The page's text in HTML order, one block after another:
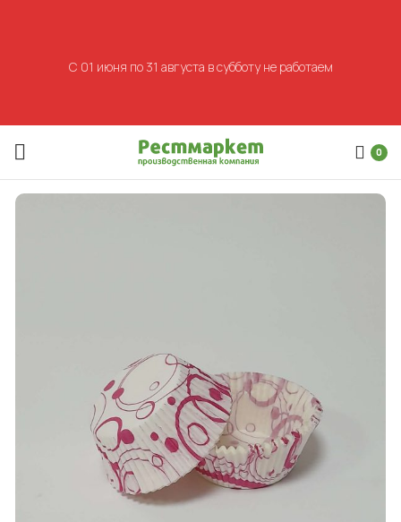
0
С 01 июня по 31 августа в субботу не работаем